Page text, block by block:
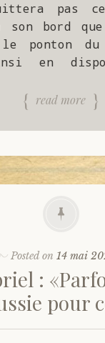
pas
son bord
ponton du
en
read more
Posted on14 mai
:
pour